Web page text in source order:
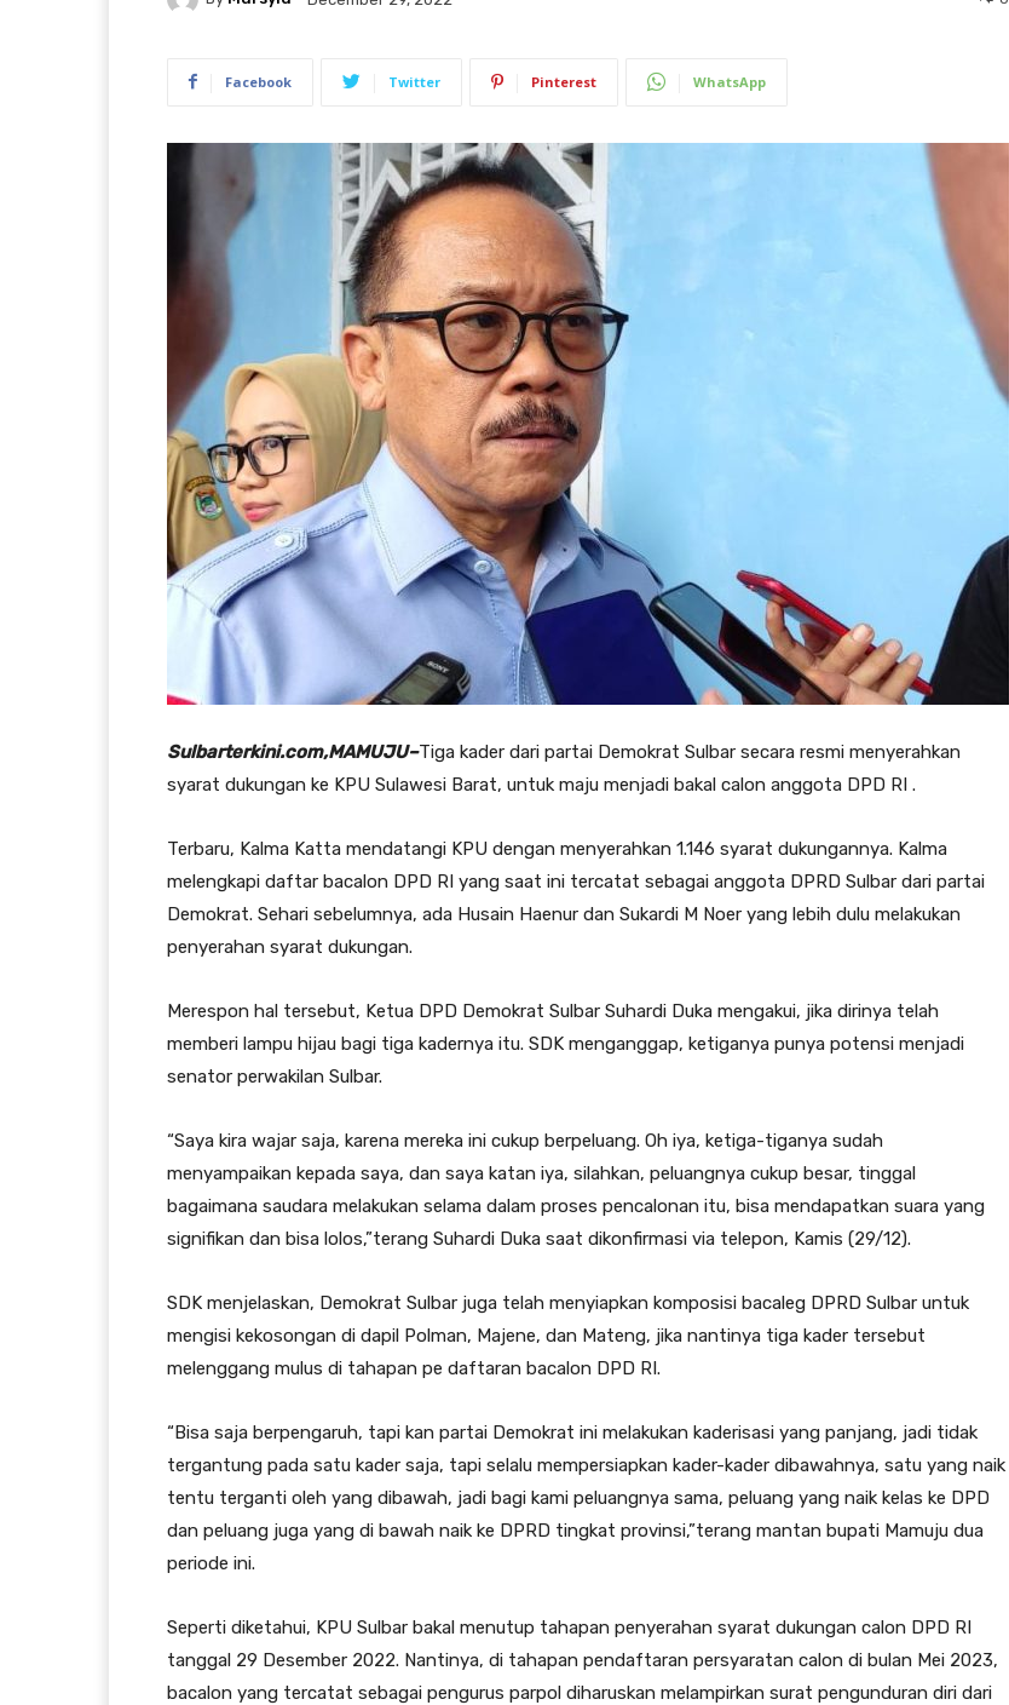
Facebook Twitter Pinterest WhatsApp
Sulbarterkini.com,MAMUJU–Tiga kader dari partai Demokrat Sulbar secara resmi menyerahkan
syarat dukungan ke KPU Sulawesi Barat, untuk maju menjadi bakal calon anggota DPD RI .
Terbaru, Kalma Katta mendatangi KPU dengan menyerahkan 1.146 syarat dukungannya. Kalma
melengkapi daftar bacalon DPD RI yang saat ini tercatat sebagai anggota DPRD Sulbar dari partai
Demokrat. Sehari sebelumnya, ada Husain Haenur dan Sukardi M Noer yang lebih dulu melakukan
penyerahan syarat dukungan.
Merespon hal tersebut, Ketua DPD Demokrat Sulbar Suhardi Duka mengakui, jika dirinya telah
memberi lampu hijau bagi tiga kadernya itu. SDK menganggap, ketiganya punya potensi menjadi
senator perwakilan Sulbar.
“Saya kira wajar saja, karena mereka ini cukup berpeluang. Oh iya, ketiga-tiganya sudah
menyampaikan kepada saya, dan saya katan iya, silahkan, peluangnya cukup besar, tinggal
bagaimana saudara melakukan selama dalam proses pencalonan itu, bisa mendapatkan suara yang
signifikan dan bisa lolos,”terang Suhardi Duka saat dikonfirmasi via telepon, Kamis (29/12).
SDK menjelaskan, Demokrat Sulbar juga telah menyiapkan komposisi bacaleg DPRD Sulbar untuk
mengisi kekosongan di dapil Polman, Majene, dan Mateng, jika nantinya tiga kader tersebut
melenggang mulus di tahapan pe daftaran bacalon DPD RI.
“Bisa saja berpengaruh, tapi kan partai Demokrat ini melakukan kaderisasi yang panjang, jadi tidak
tergantung pada satu kader saja, tapi selalu mempersiapkan kader-kader dibawahnya, satu yang naik
tentu terganti oleh yang dibawah, jadi bagi kami peluangnya sama, peluang yang naik kelas ke DPD
dan peluang juga yang di bawah naik ke DPRD tingkat provinsi,”terang mantan bupati Mamuju dua
periode ini.
Seperti diketahui, KPU Sulbar bakal menutup tahapan penyerahan syarat dukungan calon DPD RI
tanggal 29 Desember 2022. Nantinya, di tahapan pendaftaran persyaratan calon di bulan Mei 2023,
bacalon yang tercatat sebagai pengurus parpol diharuskan melampirkan surat pengunduran diri dari